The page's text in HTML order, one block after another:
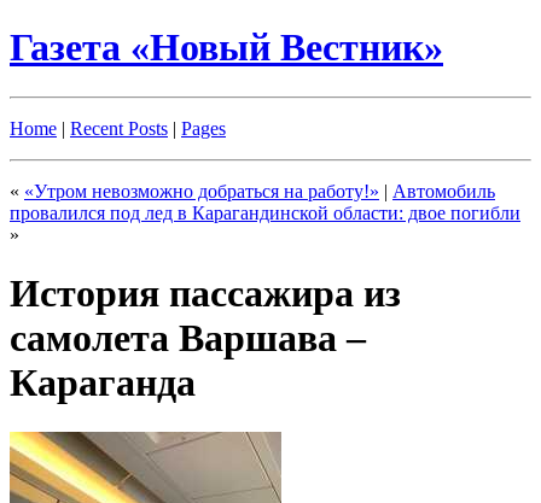
Газета «Новый Вестник»
Home | Recent Posts | Pages
« «Утром невозможно добраться на работу!» | Автомобиль
провалился под лед в Карагандинской области: двое погибли
»
История пассажира из
самолета Варшава –
Караганда